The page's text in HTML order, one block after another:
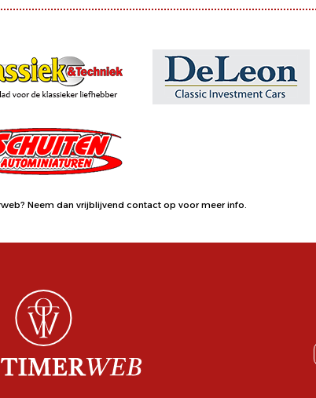
Neem dan vrijblijvend contact op voor meer info.